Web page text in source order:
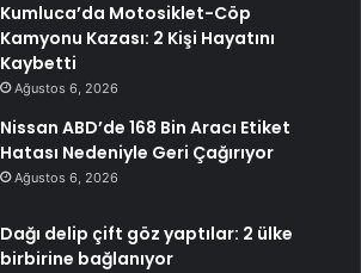
Kumluca’da Motosiklet-Cöp
Kamyonu Kazası: 2 Kişi Hayatını
Kaybetti
Ağustos 6, 2026
Nissan ABD’de 168 Bin Aracı Etiket
Hatası Nedeniyle Geri Çağırıyor
Ağustos 6, 2026
Dağı delip çift göz yaptılar: 2 ülke
birbirine bağlanıyor